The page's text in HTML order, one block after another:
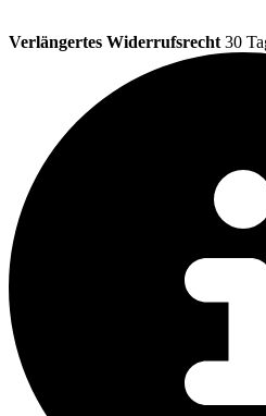
Verlängertes Widerrufsrecht 30